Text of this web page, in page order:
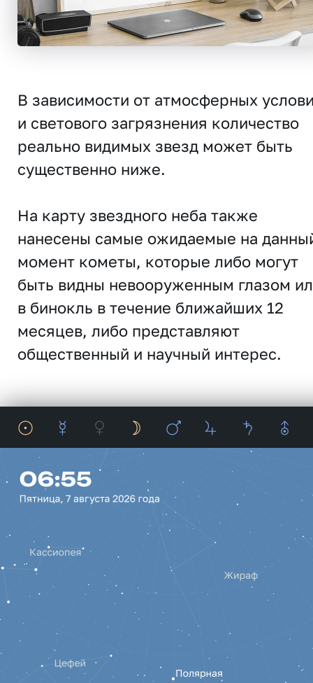
В зависимости от атмосферных
и светового загрязнения количество
реально видимых звезд может быть
существенно ниже.
На карту звездного неба также
нанесены самые ожидаемые на
момент кометы, которые либо могут
быть видны невооруженным глазом
в бинокль в течение ближайших 12
месяцев, либо представляют
общественный и научный интерес.